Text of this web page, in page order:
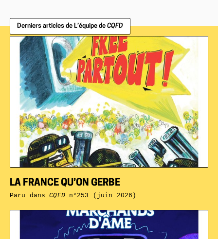
Derniers articles de L’équipe de CQFD
LA FRANCE QU’ON GERBE
Paru dansCQFDn°253 (juin 2026)